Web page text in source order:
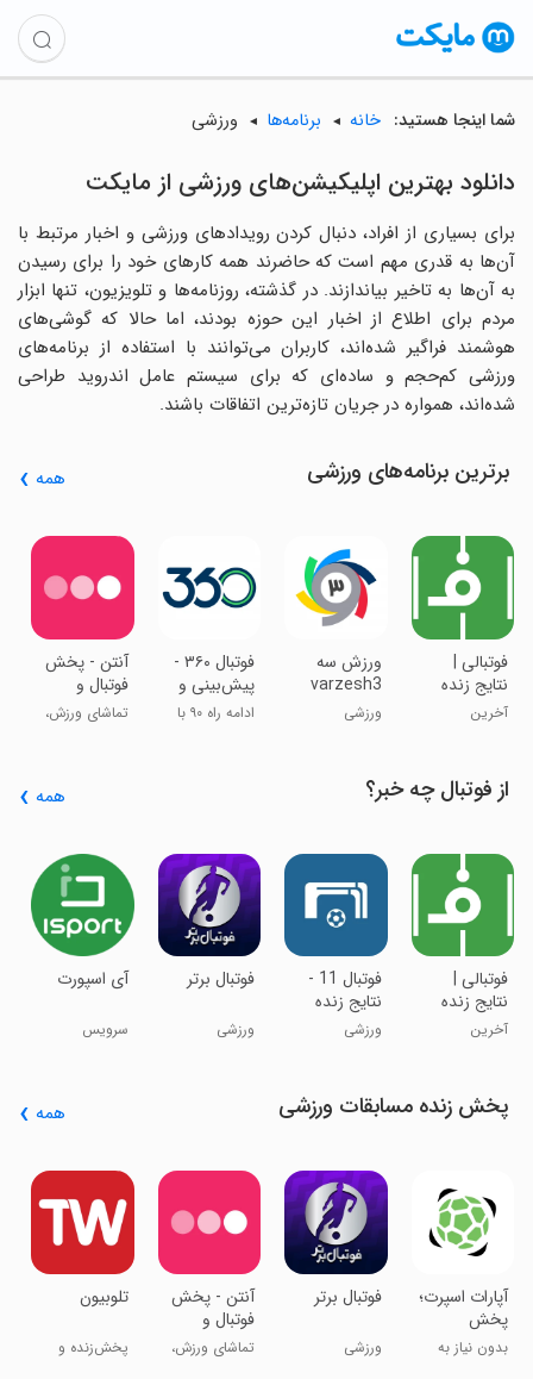
شما اینجا هستید: خانه برنامه‌ها ورزشی
دانلود بهترین اپلیکیشن‌های ورزشی از مایکت
برای بسیاری از افراد، دنبال کردن رویدادهای ورزشی و اخبار مرتبط با
آن‌ها به قدری مهم است که حاضرند همه کارهای خود را برای رسیدن
به آن‌ها به تاخیر بیاندازند. در گذشته، روزنامه‌ها و تلویزیون، تنها ابزار
مردم برای اطلاع از اخبار این حوزه بودند، اما حالا که گوشی‌های
هوشمند فراگیر شده‌اند، کاربران می‌توانند با استفاده از برنامه‌های
ورزشی کم‌حجم و ساده‌ای که برای سیستم عامل اندروید طراحی
شده‌اند، همواره در جریان تازه‌ترین اتفاقات باشند.
برترین برنامه‌های ورزشی همه
فوتبالی |
نتایج زنده
فوتبال
آخرین
ورزش سه
varzesh3
مرجع فوتبال
و ورزش
ورزشی
فوتبال ۳۶۰ -
پیش‌بینی و
نتایج زنده ادامه راه ۹۰ با
‏‏‏‏‏آنتن - پخش
فوتبال و
مسابقات
ورزشی
تماشای ورزش،
از فوتبال چه خبر؟ همه
فوتبالی |
نتایج زنده
فوتبال
آخرین
فوتبال 11 -
نتایج زنده
فوتبال
ورزشی
‏‏فوتبال برتر
ورزشی
‏‏‏‏‏‏‏‏‏آی اسپورت
سرویس
پخش زنده مسابقات ورزشی همه
‏آپارات اسپرت؛
پخش
مسابقات
ورزشی
بدون نیاز به
‏‏فوتبال برتر
ورزشی
‏‏‏‏‏آنتن - پخش
فوتبال و
مسابقات
ورزشی
تماشای ورزش،
‏‏‏تلوبیون
پخش‌زنده و